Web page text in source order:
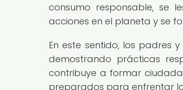
consumo responsable, se
acciones en el planeta y se
En este sentido, los padres
demostrando prácticas
contribuye a formar
preparados para enfrentar